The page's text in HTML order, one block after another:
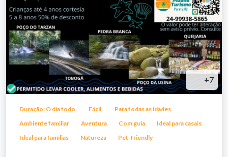
+7
Duração: O dia todo Fácil
Para todas as idades
Ambiente familiar
Aventura Com guia
Ideal para casais
Ideal para famílias
Natureza Pet-friendly